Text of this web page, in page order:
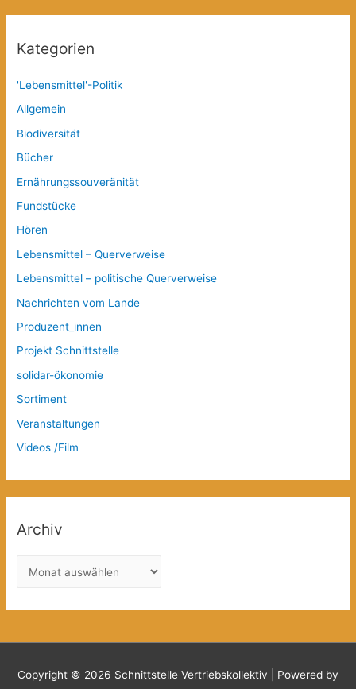
Kategorien
'Lebensmittel'-Politik
Allgemein
Biodiversität
Bücher
Ernährungssouveränität
Fundstücke
Hören
Lebensmittel – Querverweise
Lebensmittel – politische Querverweise
Nachrichten vom Lande
Produzent_innen
Projekt Schnittstelle
solidar-ökonomie
Sortiment
Veranstaltungen
Videos /Film
Archiv
c
v
Copyright © 2026 Schnittstelle Vertriebskollektiv | Powered by